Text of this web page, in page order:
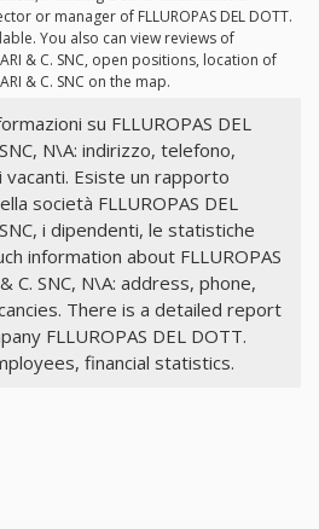
or manager of FLLUROPAS DEL DOTT.
You also can view reviews of
& C. SNC, open positions, location of
& C. SNC on the map.
su FLLUROPAS DEL
N\A: indirizzo, telefono,
Esiste un rapporto
società FLLUROPAS DEL
i dipendenti, le statistiche
information about FLLUROPAS
C. SNC, N\A: address, phone,
There is a detailed report
FLLUROPAS DEL DOTT.
financial statistics.